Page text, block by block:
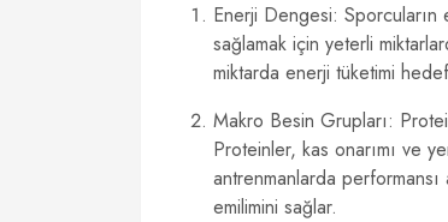
Enerji Dengesi: Sporcuların
sağlamak için yeterli
miktarda enerji tüketimi
Makro Besin Grupları:
Proteinler, kas onarımı ve
antrenmanlarda
emilimini sağlar.